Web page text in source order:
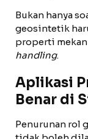
Bukan hanya
geosintetik
properti
handling.
Aplikasi
Benar di
Penurunan rol